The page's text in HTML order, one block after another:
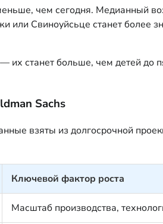
чем сегодня. Медианный
или Свиноуйсьце станет более
станет больше, чем детей до
Sachs
взяты из долгосрочной
Ключевой фактор роста
Масштаб производства,